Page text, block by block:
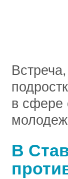
в сфере
В